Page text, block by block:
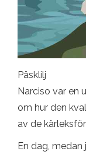
Påsklilj
Narciso var en
om hur den
av de
En dag,